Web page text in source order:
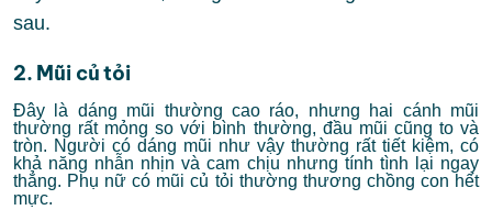
sau.
2. Mũi củ tỏi
Đây là dáng mũi thường cao ráo, nhưng hai cánh mũi
thường rất mỏng so với bình thường, đầu mũi cũng to và
tròn. Người có dáng mũi như vậy thường rất tiết kiệm, có
khả năng nhẫn nhịn và cam chịu nhưng tính tình lại ngay
thẳng. Phụ nữ có mũi củ tỏi thường thương chồng con hết
mực.